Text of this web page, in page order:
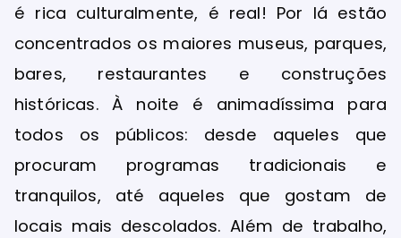
é rica culturalmente, é real! Por lá estão
concentrados os maiores museus, parques,
bares, restaurantes e construções
históricas. À noite é animadíssima para
todos os públicos: desde aqueles que
procuram programas tradicionais e
tranquilos, até aqueles que gostam de
locais mais descolados. Além de trabalho,